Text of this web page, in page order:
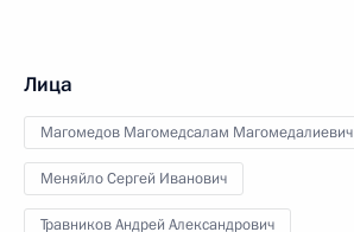
Лица
Магомедов Магомедсалам Магомедалиевич
Меняйло Сергей Иванович
Травников Андрей Александрович